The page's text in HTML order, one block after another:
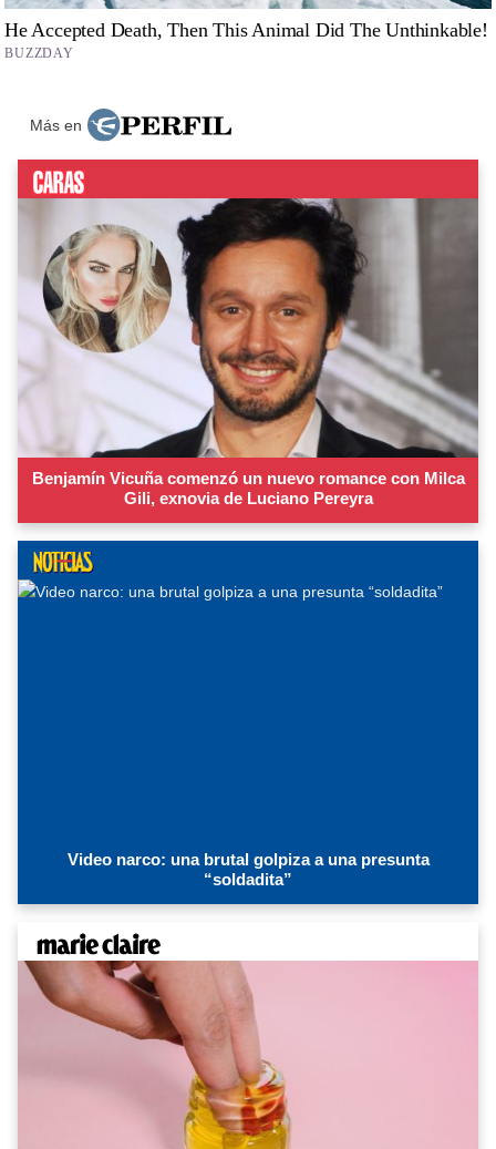
Más en
Benjamín Vicuña comenzó un nuevo romance con Milca
Gili, exnovia de Luciano Pereyra
Video narco: una brutal golpiza a una presunta
“soldadita”